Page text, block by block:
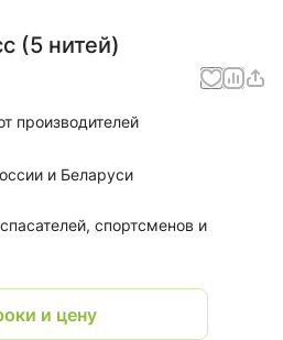
(5 нитей)
производителей
и Беларуси
спортсменов и
и цену